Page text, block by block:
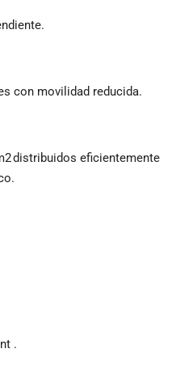
con movilidad reducida.
distribuidos eficientemente
.